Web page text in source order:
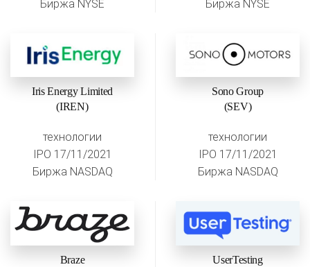
Биржа NYSE
Биржа NYSE
Iris Energy Limited
(IREN)
технологии
IPO 17/11/2021
Биржа NASDAQ
Sono Group
(SEV)
технологии
IPO 17/11/2021
Биржа NASDAQ
Braze
UserTesting